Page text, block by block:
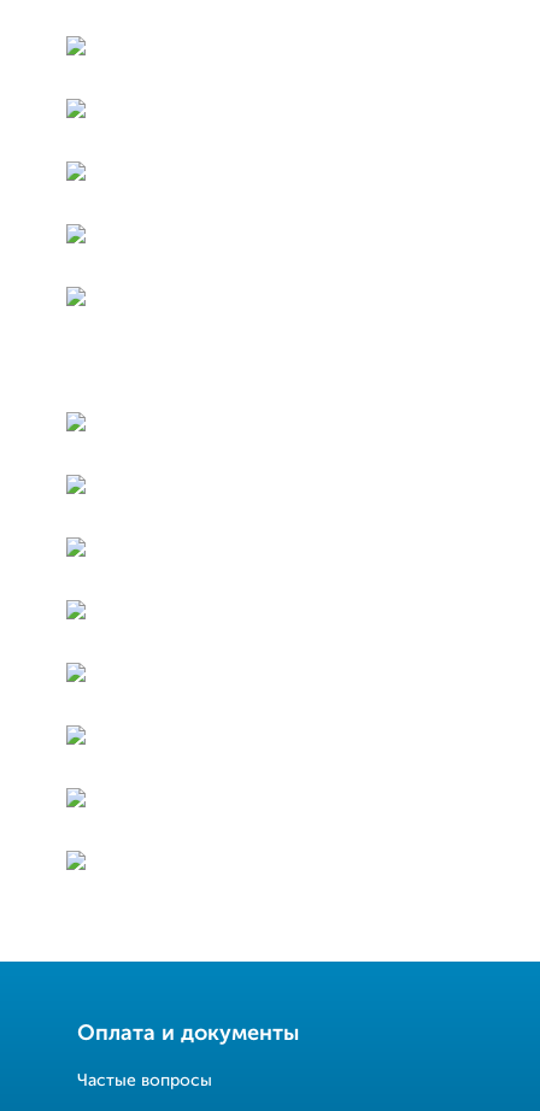
Оплата и документы
Частые вопросы